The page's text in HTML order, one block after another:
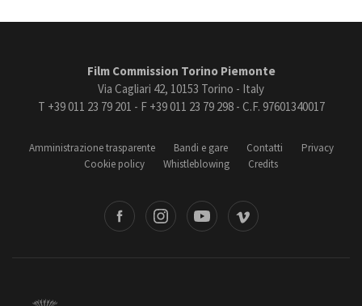
Film Commission Torino Piemonte
Via Cagliari 42, 10153 Torino - Italy
T +39 011 23 79 201 - F +39 011 23 79 298 - C.F. 97601340017
Amministrazione trasparente Bandi e gare Contatti
Privacy
Cookie policy
Whistleblowing Credits
Vimeo